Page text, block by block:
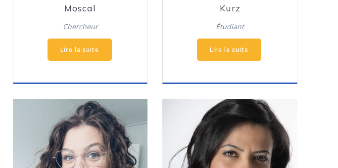
Moscal
Chercheur
Lire la suite
Kurz
Étudiant
Lire la suite